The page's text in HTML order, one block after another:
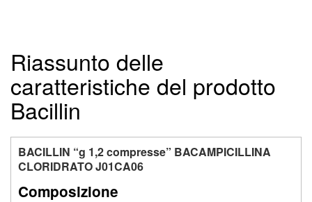
Riassunto delle
caratteristiche del prodotto
Bacillin
BACILLIN “g 1,2 compresse” BACAMPICILLINA
CLORIDRATO J01CA06
Composizione